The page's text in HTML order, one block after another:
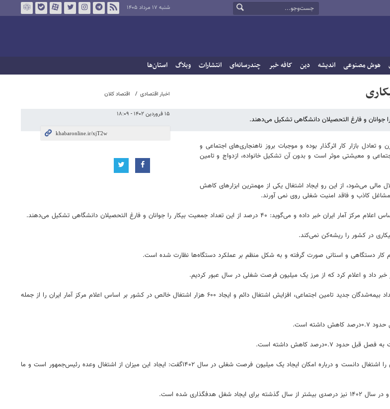
شنبه ۱۷ مرداد ۱۴۰۵
هوش مصنوعی اندیشه دین کافه خبر چندرسانه‌ای انتشارات وبلاگ استان‌ها
اخبار اقتصادی اقتصاد کلان
۱۵ فروردین ۱۴۰۲ - ۱۸:۰۹
بازار کار اثرگذار بوده و موجبات بروز ناهنجاری‌های اجتماعی و
و معیشتی موثر است و بدون آن تشکیل خانواده،‌ ازدواج و تامین
می‌شود، از این رو ایجاد اشتغال یکی از مهمترین ابزارهای کاهش
مشاغل کاذب و فاقد امنیت شغلی روی نمی آورند.
در کشور را ریشه‌کن نمی‌کند.
کار دستگاهی و استانی صورت گرفته و به شکل منظم بر عملکرد دستگاه‌ها نظارت شده است.
داد و اعلام کرد که از مرز یک میلیون فرصت شغلی در سال عبور کردیم.
وی از ثبت رکورد اشتغال در سال ۱۴۰۱ خبر داد و با دفاع از آمار ایجاد اشتغالی در کشور، افزایش تعداد بیمه‌شدگان جدید تامین اجتماعی، افزایش اشتغال دائم و ایجاد ۶۰۰ هزار اشتغال خالص در کشور بر اساس اعلام مرکز آمار ایران را از جمله
در همین راستا سید صولت مرتضوی – وزیر کار در سخنانی اولویت نخست وزارت کار در سال جاری را اشتغال دانست و درباره امکان ایجاد یک میلیون فرصت شغلی در سال ۱۴۰۲گفت: ایجاد این میزان از اشتغال وعده رئیس‌جمهور است و ما
شده است.